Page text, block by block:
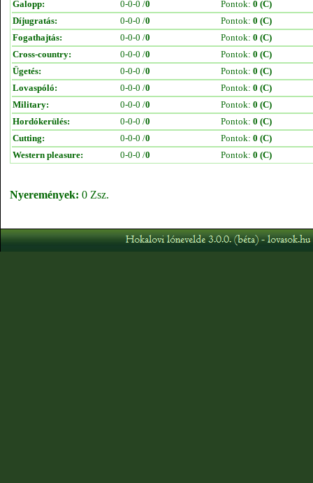
Galopp:
0-0-0 /0 Pontok: 0 (C)
Díjugratás:
0-0-0 /0 Pontok: 0 (C)
Fogathajtás:
0-0-0 /0 Pontok: 0 (C)
Cross-country:
0-0-0 /0 Pontok: 0 (C)
Ügetés:
0-0-0 /0 Pontok: 0 (C)
Lovaspóló:
0-0-0 /0 Pontok: 0 (C)
Military:
0-0-0 /0 Pontok: 0 (C)
Hordókerülés:
0-0-0 /0 Pontok: 0 (C)
Cutting:
0-0-0 /0 Pontok: 0 (C)
Western pleasure:
0-0-0 /0 Pontok: 0 (C)
Nyeremények: 0 Zsz.